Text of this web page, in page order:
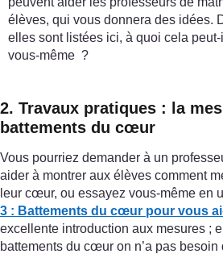
élèves, qui vous donnera des idées.
elles sont listées ici, à quoi cela
vous-même ?
2. Travaux pratiques : la
battements du cœur
Vous pourriez demander à un
aider à montrer aux élèves comment
leur cœur, ou essayez vous-même en
3 : Battements du cœur pour vous
excellente introduction aux mesures ;
battements du cœur on n’a pas besoin